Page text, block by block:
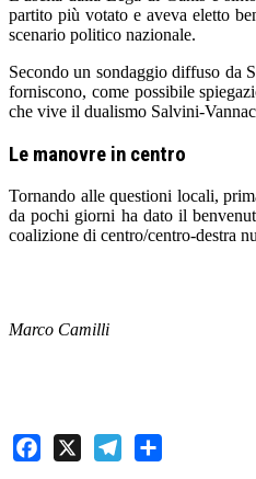
partito più votato e aveva eletto
scenario politico nazionale.
Secondo un sondaggio diffuso da
forniscono, come possibile
che vive il dualismo Salvini-
Le manovre in centro
Tornando alle questioni locali,
da pochi giorni ha dato il
coalizione di centro/centro-destra
Marco Camilli